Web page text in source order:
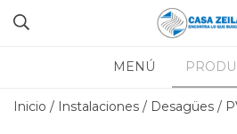
MENÚ
Inicio / Instalaciones / Desagües /